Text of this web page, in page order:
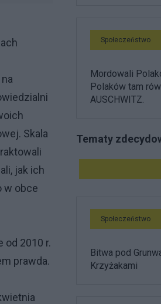
Skala
jak ich
w obce
od 2010 r.
prawda.
Społeczeństwo
Mordowali
Polaków tam
AUSCHWITZ.
Tematy
Społeczeństwo
Bitwa pod
Krzyżakami